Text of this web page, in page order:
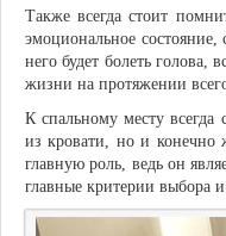
Также всегда стоит
эмоциональное состояние,
него будет болеть голова,
жизни на протяжении
К спальному месту всегда
из кровати, но и конечно
главную роль, ведь он
главные критерии выбора